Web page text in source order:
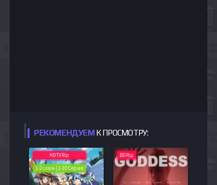
РЕКОМЕНДУЕМ К ПРОСМОТРУ:
HDTVRip
1-2 сезон | 1-10 Серия
BDRip